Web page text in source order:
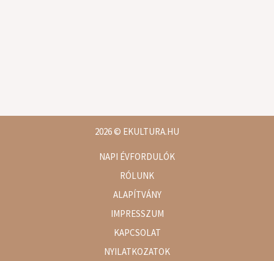
2026© EKULTURA.HU
NAPI ÉVFORDULÓK
RÓLUNK
ALAPÍTVÁNY
IMPRESSZUM
KAPCSOLAT
NYILATKOZATOK